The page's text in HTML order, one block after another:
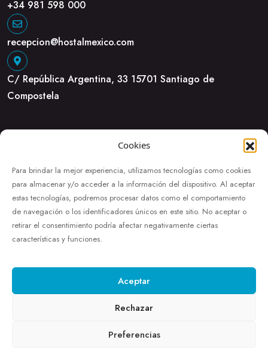
Cookies
Para brindar la mejor experiencia, utilizamos tecnologías como cookies
para almacenar y/o acceder a la información del dispositivo. Al aceptar
estas tecnologías, podremos procesar datos como el comportamiento
de navegación o los identificadores únicos en este sitio. No aceptar o
retirar el consentimiento podría afectar negativamente ciertas
características y funciones.
Aceptar
Rechazar
Preferencias
+34 981 598 000
recepcion@hostalmexico.com
C/ República Argentina, 33 15701 Santiago de
Compostela
Servicios
Blog
Contactar